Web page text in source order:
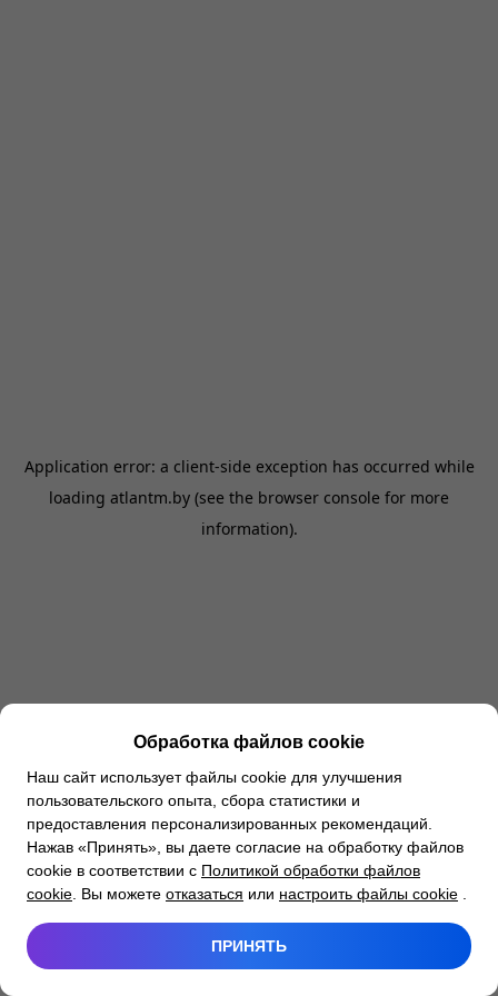
Application error: a client-side exception has occurred while
loading atlantm.by (see the browser console for more
information).
Обработка файлов cookie
Наш сайт использует файлы cookie для улучшения
пользовательского опыта, сбора статистики и
предоставления персонализированных рекомендаций.
Нажав «Принять», вы даете согласие на обработку файлов
cookie в соответствии с Политикой обработки файлов
cookie . Вы можете отказаться или настроить файлы cookie
ПРИНЯТЬ